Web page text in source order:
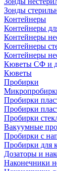
Зонды
Контейнеры
Контейнеры
Контейнеры
Контейнеры
Контейнеры
Кюветы СФ и
Кюветы
Пробирки
Пробирки
Пробирки
Пробирки
Вакуумные
Пробирки с
Пробирки для
Дозаторы и
Наконечники